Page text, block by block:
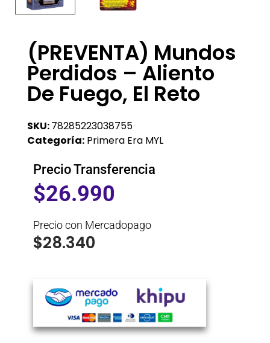
(PREVENTA) Mundos
Perdidos – Aliento
De Fuego, El Reto
SKU:78285223038755
Categoría: Primera Era MYL
Precio Transferencia
$26.990
Precio con Mercadopago
$28.340